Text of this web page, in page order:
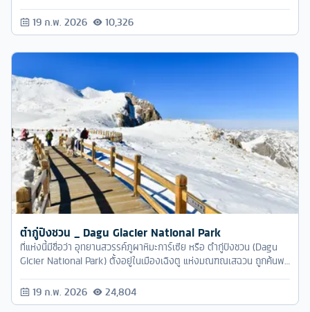
19 ก.พ. 2026 10,326
ต๋ากู่ปิงชวน _ Dagu Glacier National Park
ที่แห่งนี้มีชื่อว่า อุทยานสวรรค์ภูผาหิมะการ์เซีย หรือ ต๋ากู่ปิงชวน (Dagu
Glcier National Park) ตั้งอยู่ในเมืองเฉิงตู แห่งมณฑณเสฉวน ถูกค้นพบ
19 ก.พ. 2026 24,804